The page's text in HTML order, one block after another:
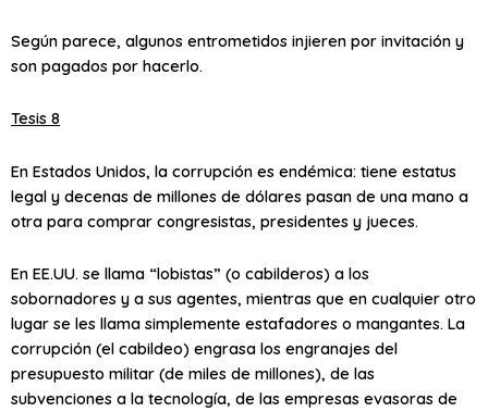
Según parece, algunos entrometidos injieren por invitación y
son pagados por hacerlo.
Tesis 8
En Estados Unidos, la corrupción es endémica: tiene estatus
legal y decenas de millones de dólares pasan de una mano a
otra para comprar congresistas, presidentes y jueces.
En EE.UU. se llama “lobistas” (o cabilderos) a los
sobornadores y a sus agentes, mientras que en cualquier otro
lugar se les llama simplemente estafadores o mangantes. La
corrupción (el cabildeo) engrasa los engranajes del
presupuesto militar (de miles de millones), de las
subvenciones a la tecnología, de las empresas evasoras de